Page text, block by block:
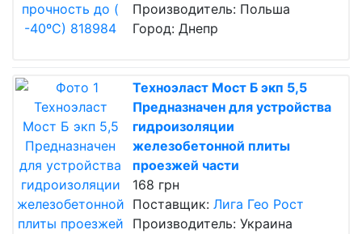
Производитель: Польша
Город: Днепр
Техноэласт Мост Б экп 5,5
Предназначен для устройства
гидроизоляции
железобетонной плиты
проезжей части
168 грн
Поставщик: Лига Гео Рост
Производитель: Украина